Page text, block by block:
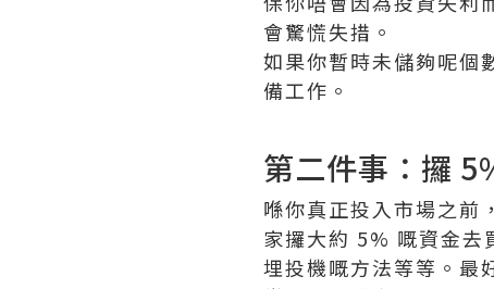
會驚慌失措。
如果你暫時未儲夠呢個
備工作。
第二件事：攞
喺你真正投入市場之前
家攞大約 5% 嘅資金去
埋投機嘅方法等等。最